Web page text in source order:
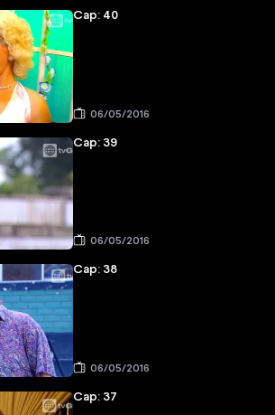
Cap: 40
06/05/2016
Cap: 39
06/05/2016
Cap: 38
06/05/2016
Cap: 37